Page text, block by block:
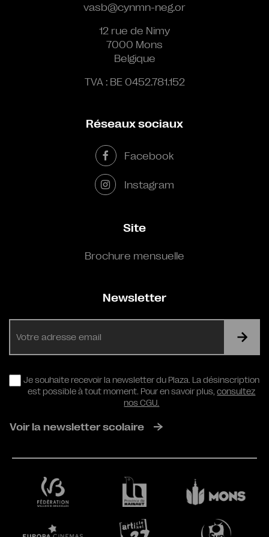
vasb@cynmn-neg.or
12 rue de Nimy
7000 Mons
Belgique
TVA : BE 0452.781.152
Réseaux sociaux
Facebook
Instagram
Site
Brochure mensuelle
Newsletter
RGPD
Je souhaite recevoir la newsletter du Plaza. La désinscription
est possible à tout moment. Pour en savoir plus,consultez
nos CGU.
Voir la newsletter scolaire